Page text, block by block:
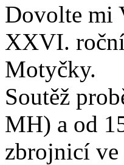
Dovolte mi
XXVI.
Motyčky.
Soutěž
MH) a od
zbrojnicí ve